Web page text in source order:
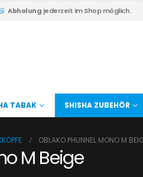
Abholung jederzeit im Shop möglich.
TABAK SHISHA ZUBEHÖR
OBLAKO PHUNNEL MONO M
M Beige